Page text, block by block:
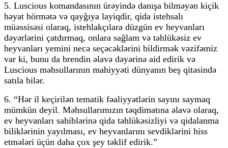
5. Luscious komandasının ürəyində danışa bilməyən kiçik
həyat hörmətə və qayğıya layiqdir, qida istehsalı
müəssisəsi olaraq, istehlakçılara düzgün ev heyvanları
dəyərlərini çatdırmaq, onlara sağlam və təhlükəsiz ev
heyvanları yemini necə seçəcəklərini bildirmək vəzifəmiz
var ki, bunu da brendin əlavə dəyərinə aid edirik və
Luscious məhsullarının mahiyyəti dünyanın beş qitəsində
satıla bilər.
6. “Hər il keçirilən tematik fəaliyyətlərin sayını saymaq
mümkün deyil. Məhsullarımızın təqdimatına əlavə olaraq,
ev heyvanları sahiblərinə qida təhlükəsizliyi və qidalanma
biliklərinin yayılması, ev heyvanlarını sevdiklərini hiss
etmələri üçün daha çox şey təklif edirik.”